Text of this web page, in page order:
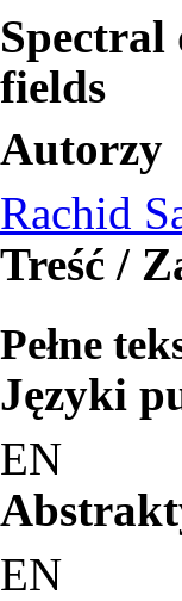
fields
Autorzy
Rachid
Treść /
Pełne
Języki
EN
EN